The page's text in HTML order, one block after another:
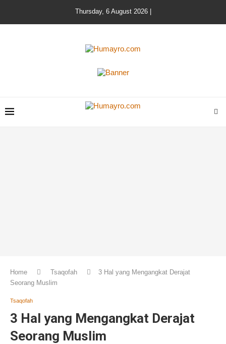
Thursday, 6 August 2026 |
Home Tsaqofah
3 Hal yang Mengangkat Derajat
Seorang Muslim
Tsaqofah
3 Hal yang Mengangkat Derajat
Seorang Muslim